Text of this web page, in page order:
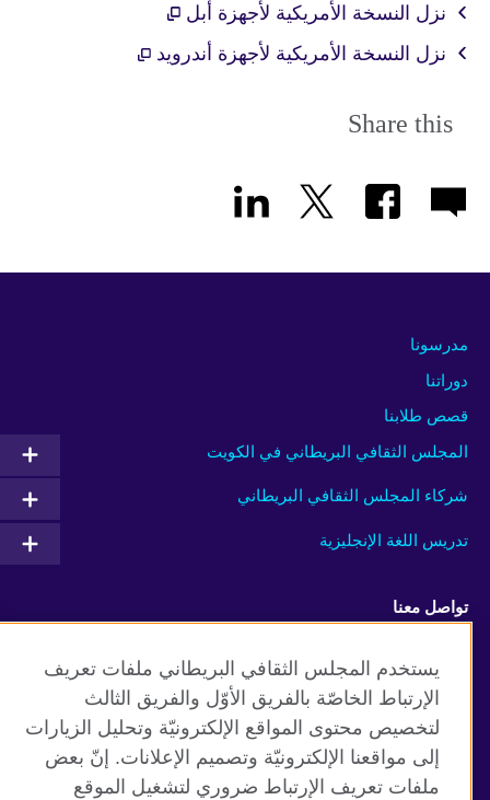
نزل النسخة الأمريكية لأجهزة أبل
نزل النسخة الأمريكية لأجهزة أندرويد
Share this
مدرسونا
دوراتنا
قصص طلابنا
المجلس الثقافي البريطاني في الكويت
شركاء المجلس الثقافي البريطاني
تدريس اللغة الإنجليزية
تواصل معنا
Facebook Instagram
Twitter TikTok
يستخدم المجلس الثقافي البريطاني ملفات تعريف
الإرتباط الخاصّة بالفريق الأوّل والفريق الثالث
لتخصيص محتوى المواقع الإلكترونيّة وتحليل الزيارات
إلى مواقعنا الإلكترونيّة وتصميم الإعلانات. إنّ بعض
ملفات تعريف الإرتباط ضروري لتشغيل الموقع